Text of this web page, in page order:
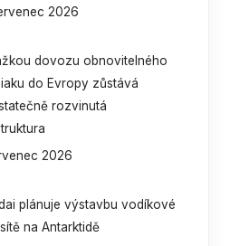
2026
dovozu obnovitelného
do Evropy zůstává
rozvinutá
2026
plánuje výstavbu vodíkové
na Antarktidě